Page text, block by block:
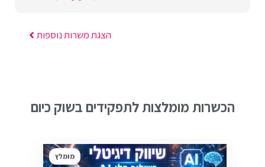
הצגת משרות נוספות
הכשרות מומלצות לתפקידים בשוק כיום
מומלץ